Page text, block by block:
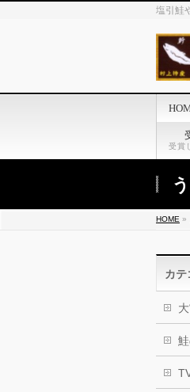
塩引鮭
受賞
HOME »
カテ